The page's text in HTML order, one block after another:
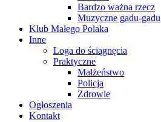
Bardzo ważna rzecz
Muzyczne gadu-gadu
Klub Małego Polaka
Inne
Loga do ściągnęcia
Praktyczne
Małżeństwo
Policja
Zdrowie
Ogłoszenia
Kontakt